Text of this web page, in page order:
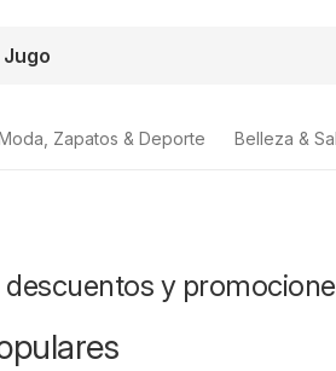
Zapatos & Deporte Belleza &
y